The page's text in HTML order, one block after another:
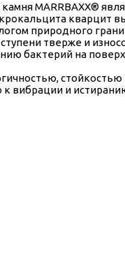
МАRRВАХХ®
кварцит
природного
тверже и
бактерий на
и